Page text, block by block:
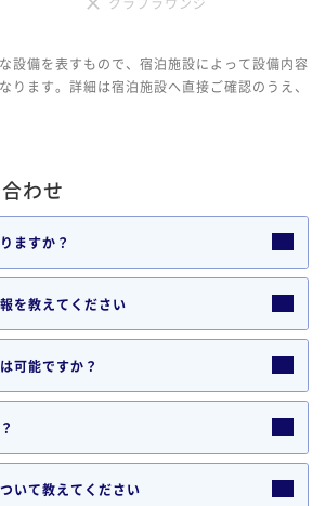
設備を表すもので、宿泊施設によって設備内容
ります。詳細は宿泊施設へ直接ご確認のうえ、
わせ
ますか？
を教えてください
可能ですか？
いて教えてください